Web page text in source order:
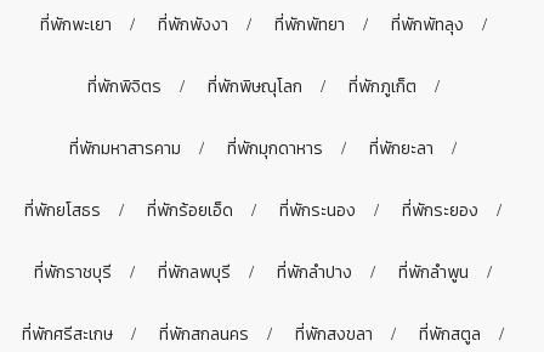
ที่พักพะเยา ที่พักพังงา ที่พักพัทยา ที่พักพัทลุง
ที่พักพิจิตร ที่พักพิษณุโลก ที่พักภูเก็ต
ที่พักมหาสารคาม ที่พักมุกดาหาร ที่พักยะลา
ที่พักยโสธร ที่พักร้อยเอ็ด ที่พักระนอง ที่พักระยอง
ที่พักราชบุรี ที่พักลพบุรี ที่พักลำปาง ที่พักลำพูน
ที่พักศรีสะเกษ ที่พักสกลนคร ที่พักสงขลา ที่พักสตูล